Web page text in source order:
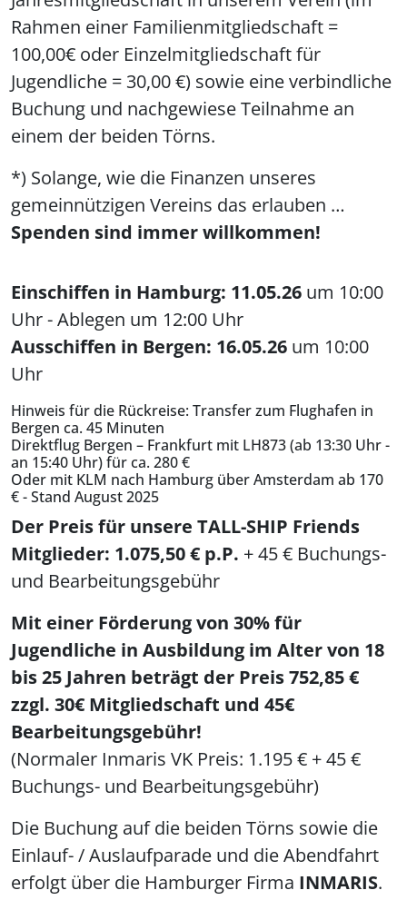
Rahmen einer Familienmitgliedschaft =
100,00€ oder Einzelmitgliedschaft für
Jugendliche = 30,00 €) sowie eine verbindliche
Buchung und nachgewiese Teilnahme an
einem der beiden Törns.
*) Solange, wie die Finanzen unseres
gemeinnützigen Vereins das erlauben …
Spenden sind immer willkommen!
Einschiffen in Hamburg: 11.05.26 um 10:00
Uhr - Ablegen um 12:00 Uhr
Ausschiffen in Bergen: 16.05.26 um 10:00
Uhr
Hinweis für die Rückreise: Transfer zum Flughafen in
Bergen ca. 45 Minuten
Direktflug Bergen – Frankfurt mit LH873 (ab 13:30 Uhr -
an 15:40 Uhr) für ca. 280 €
Oder mit KLM nach Hamburg über Amsterdam ab 170
€ - Stand August 2025
Der Preis für unsere TALL-SHIP Friends
Mitglieder: 1.075,50 € p.P. + 45 € Buchungs-
und Bearbeitungsgebühr
Mit einer Förderung von 30% für
Jugendliche in Ausbildung im Alter von 18
bis 25 Jahren beträgt der Preis 752,85 €
zzgl. 30€ Mitgliedschaft und 45€
Bearbeitungsgebühr!
(Normaler Inmaris VK Preis: 1.195 € + 45 €
Buchungs- und Bearbeitungsgebühr)
Die Buchung auf die beiden Törns sowie die
Einlauf- / Auslaufparade und die Abendfahrt
erfolgt über die Hamburger Firma INMARIS.